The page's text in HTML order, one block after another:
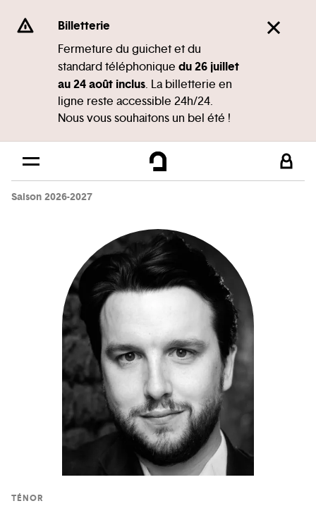
Se rendre au
Contenu principal
Pied de page
Billetterie
Fermeture du guichet et du
standard téléphonique du 26 juillet
au 24 août inclus. La billetterie en
ligne reste accessible 24h/24.
Nous vous souhaitons un bel été !
Saison 2026-2027
TÉNOR